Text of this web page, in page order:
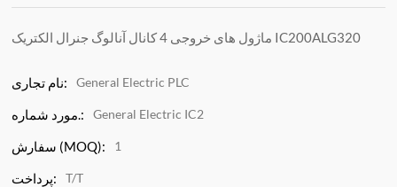
ماژول های خروجی 4 کانال آنالوگ جنرال الکتریک IC200ALG320
نام تجاری: General Electric PLC
مورد شماره.: General Electric IC2
سفارش (MOQ): 1
پرداخت: T/T